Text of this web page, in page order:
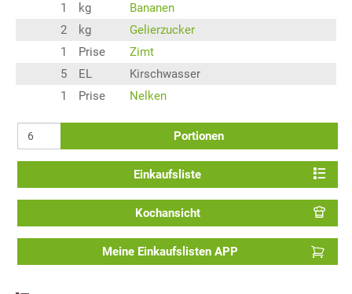
1
kg
Bananen
2
kg
Gelierzucker
1
Prise
Zimt
5
EL
Kirschwasser
1
Prise Nelken
Portionen
Einkaufsliste
Kochansicht
Meine Einkaufslisten APP